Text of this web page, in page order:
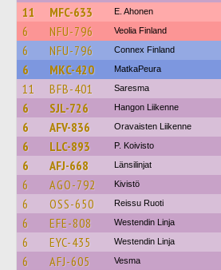
11 MFC-633 E. Ahonen
6 NFU-796 Veolia Finland
6 NFU-796 Connex Finland
6 MKC-420 MatkaPeura
11 BFB-401 Saresma
6 SJL-726 Hangon Liikenne
6 AFV-836 Oravaisten Liikenne
6 LLC-893 P. Koivisto
6 AFJ-668 Länsilinjat
6 AGO-792 Kivistö
6 OSS-650 Reissu Ruoti
6 EFE-808 Westendin Linja
6 EYC-435 Westendin Linja
6 AFJ-605 Vesma